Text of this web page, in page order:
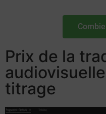
Prix de la
titrage